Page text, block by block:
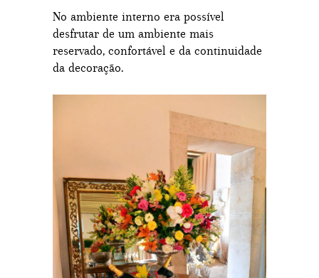
No ambiente interno era possível
desfrutar de um ambiente mais
reservado, confortável e da continuidade
da decoração.